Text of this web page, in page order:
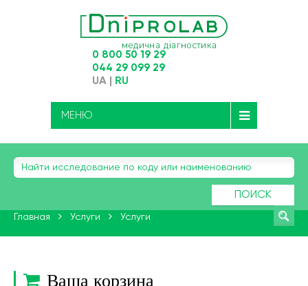
0 800 50 19 29
044 29 099 29
UA RU
МЕНЮ
ПОИСК
Главная Услуги Услуги
Ваша корзина